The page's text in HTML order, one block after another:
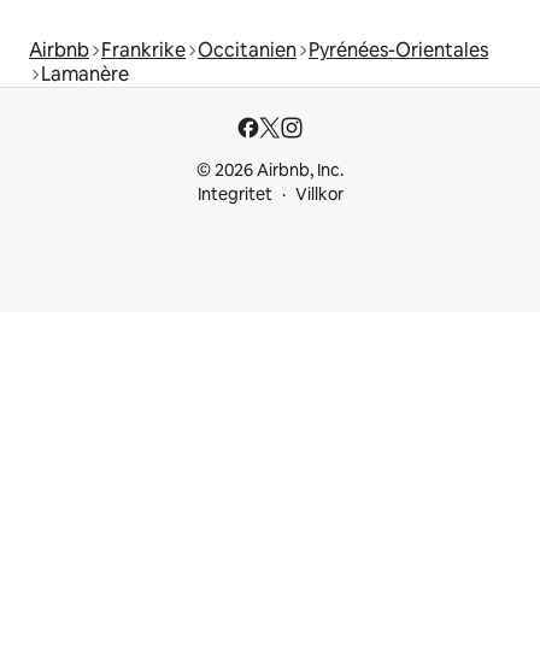
Airbnb Frankrike Occitanien Pyrénées-Orientales
Lamanère
© 2026 Airbnb, Inc.
Integritet
Villkor